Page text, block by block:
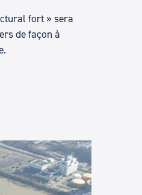
fort » sera
de façon à